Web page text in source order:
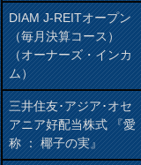
DIAM J-REITオープン
（毎月決算コース）
（オーナーズ・インカ
ム）
三井住友･アジア･オセ
アニア好配当株式 『愛
称 ： 椰子の実』